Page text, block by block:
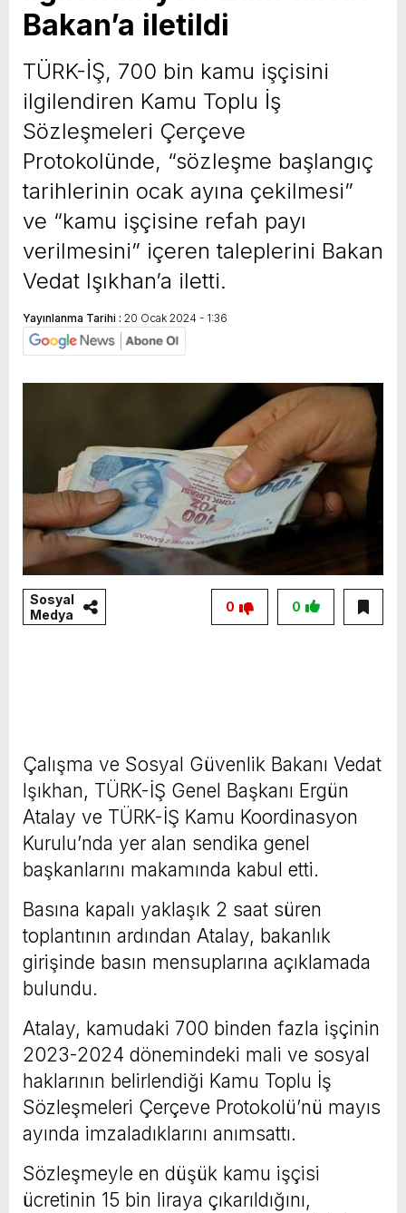
yeni özellikler belli oldu
Bakan’a iletildi
TÜRK-İŞ, 700 bin kamu işçisini
ilgilendiren Kamu Toplu İş
Sözleşmeleri Çerçeve
Protokolünde, “sözleşme başlangıç
tarihlerinin ocak ayına çekilmesi”
ve “kamu işçisine refah payı
verilmesini” içeren taleplerini Bakan
Vedat Işıkhan’a iletti.
Yayınlanma Tarihi : 20 Ocak 2024 - 1:36
Sosyal
Medya
0
0
Çalışma ve Sosyal Güvenlik Bakanı Vedat
Işıkhan, TÜRK-İŞ Genel Başkanı Ergün
Atalay ve TÜRK-İŞ Kamu Koordinasyon
Kurulu’nda yer alan sendika genel
başkanlarını makamında kabul etti.
Basına kapalı yaklaşık 2 saat süren
toplantının ardından Atalay, bakanlık
girişinde basın mensuplarına açıklamada
bulundu.
Atalay, kamudaki 700 binden fazla işçinin
2023-2024 dönemindeki mali ve sosyal
haklarının belirlendiği Kamu Toplu İş
Sözleşmeleri Çerçeve Protokolü’nü mayıs
ayında imzaladıklarını anımsattı.
Sözleşmeyle en düşük kamu işçisi
ücretinin 15 bin liraya çıkarıldığını,